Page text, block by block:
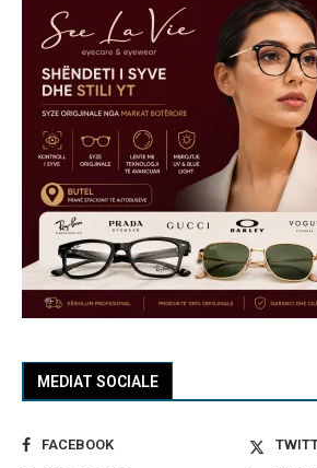
MEDIAT SOCIALE
FACEBOOK